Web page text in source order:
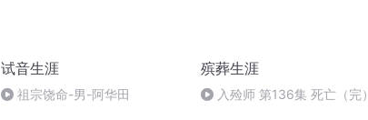
试音生涯
祖宗饶命-男-阿华田
殡葬生涯
入殓师 第136集 死亡（完）